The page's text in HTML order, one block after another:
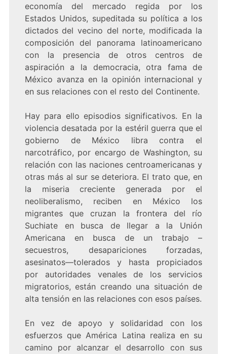
economía del mercado regida por los
Estados Unidos, supeditada su política a los
dictados del vecino del norte, modificada la
composición del panorama latinoamericano
con la presencia de otros centros de
aspiración a la democracia, otra fama de
México avanza en la opinión internacional y
en sus relaciones con el resto del Continente.
Hay para ello episodios significativos. En la
violencia desatada por la estéril guerra que el
gobierno de México libra contra el
narcotráfico, por encargo de Washington, su
relación con las naciones centroamericanas y
otras más al sur se deteriora. El trato que, en
la miseria creciente generada por el
neoliberalismo, reciben en México los
migrantes que cruzan la frontera del río
Suchiate en busca de llegar a la Unión
Americana en busca de un trabajo –
secuestros, desapariciones forzadas,
asesinatos—tolerados y hasta propiciados
por autoridades venales de los servicios
migratorios, están creando una situación de
alta tensión en las relaciones con esos países.
En vez de apoyo y solidaridad con los
esfuerzos que América Latina realiza en su
camino por alcanzar el desarrollo con sus